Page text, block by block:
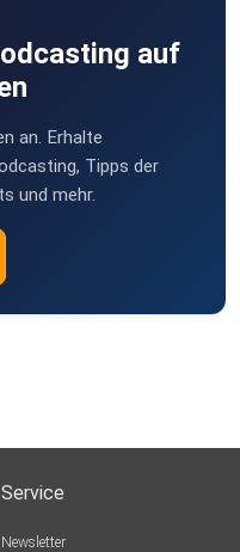
auf
an. Erhalte
Tipps der
und mehr.
Service
Newsletter